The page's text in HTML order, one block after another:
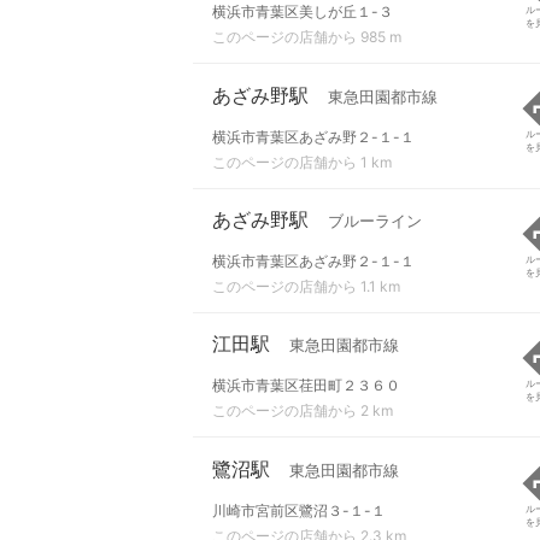
横浜市青葉区美しが丘１-３
このページの店舗から 985 m
ル
を
あざみ野駅 東急田園都市線
横浜市青葉区あざみ野２-１-１
このページの店舗から 1 km
ル
を
あざみ野駅 ブルーライン
横浜市青葉区あざみ野２-１-１
このページの店舗から 1.1 km
ル
を
江田駅 東急田園都市線
横浜市青葉区荏田町２３６０
このページの店舗から 2 km
ル
を
鷺沼駅 東急田園都市線
川崎市宮前区鷺沼３-１-１
このページの店舗から 2.3 km
ル
を